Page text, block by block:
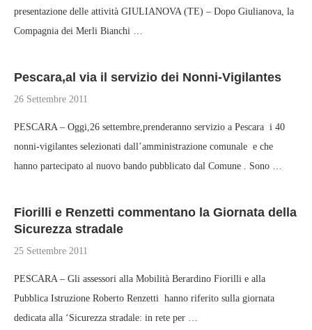
presentazione delle attività GIULIANOVA (TE) – Dopo Giulianova, la
Compagnia dei Merli Bianchi …
Pescara,al via il servizio dei Nonni-Vigilantes
26 Settembre 2011
PESCARA – Oggi,26 settembre,prenderanno servizio a Pescara i 40
nonni-vigilantes selezionati dall’amministrazione comunale e che
hanno partecipato al nuovo bando pubblicato dal Comune . Sono …
Fiorilli e Renzetti commentano la Giornata della
Sicurezza stradale
25 Settembre 2011
PESCARA – Gli assessori alla Mobilità Berardino Fiorilli e alla
Pubblica Istruzione Roberto Renzetti hanno riferito sulla giornata
dedicata alla ‘Sicurezza stradale: in rete per …